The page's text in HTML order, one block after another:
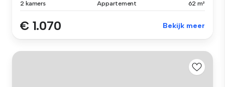
2 kamers Appartement 62 m²
€ 1.070 Bekijk meer